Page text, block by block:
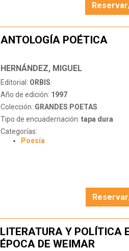
ANTOLOGÍA POÉTICA
HERNÁNDEZ, MIGUEL
Editorial: ORBIS
Año de edición: 1997
Colección: GRANDES POETAS
Tipo de encuadernación: tapa dura
Categorías:
Poesía
LITERATURA Y POLÍTICA
ÉPOCA DE WEIMAR